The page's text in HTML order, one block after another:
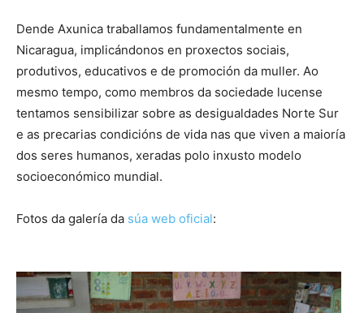
Dende Axunica traballamos fundamentalmente en
Nicaragua, implicándonos en proxectos sociais,
produtivos, educativos e de promoción da muller. Ao
mesmo tempo, como membros da sociedade lucense
tentamos sensibilizar sobre as desigualdades Norte Sur
e as precarias condicións de vida nas que viven a maioría
dos seres humanos, xeradas polo inxusto modelo
socioeconómico mundial.
Fotos da galería da súa web oficial: